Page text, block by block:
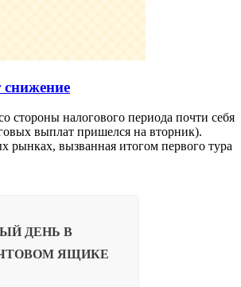
снижение
стороны налогового периода почти себя
выплат пришелся на вторник).
рынках, вызванная итогом первого тура
ДЕНЬ В
ЯЩИКЕ